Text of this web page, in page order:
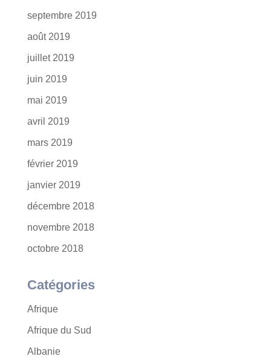
septembre 2019
août 2019
juillet 2019
juin 2019
mai 2019
avril 2019
mars 2019
février 2019
janvier 2019
décembre 2018
novembre 2018
octobre 2018
Catégories
Afrique
Afrique du Sud
Albanie